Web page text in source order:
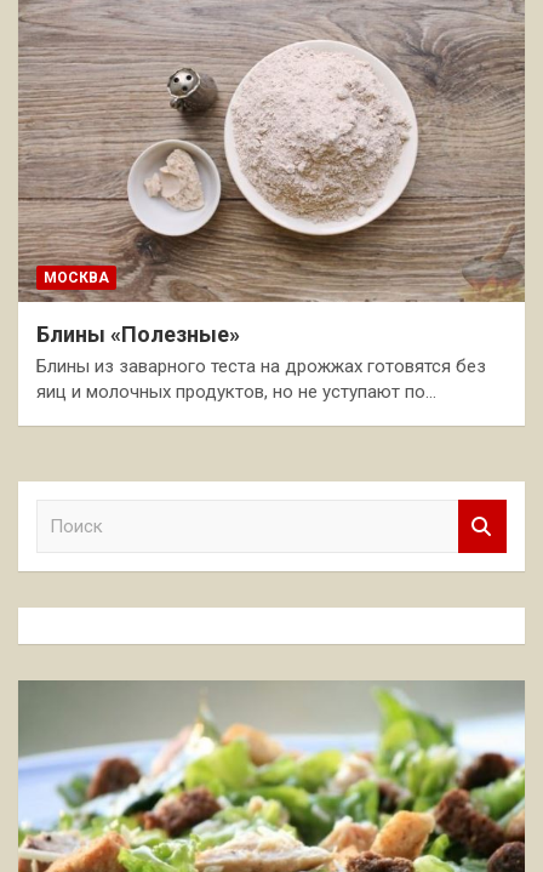
МОСКВА
Блины «Полезные»
Блины из заварного теста на дрожжах готовятся без
яиц и молочных продуктов, но не уступают по…
к